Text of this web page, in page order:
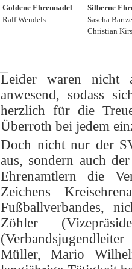
Goldene Ehrennadel
Silberne
Ralf Wendels
Sascha
Christian
Leider waren nicht
anwesend, sodass
herzlich für die
Überroth bei jedem
Doch nicht nur der
aus, sondern auch
Ehrenamtlern die
Zeichens
Fußballverbandes,
Zöhler
Müller, Mario